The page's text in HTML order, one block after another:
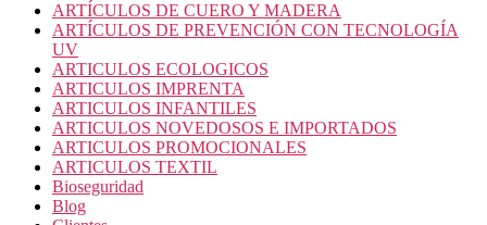
ARTÍCULOS DE CUERO Y MADERA
ARTÍCULOS DE PREVENCIÓN CON TECNOLOGÍA
UV
ARTICULOS ECOLOGICOS
ARTICULOS IMPRENTA
ARTICULOS INFANTILES
ARTICULOS NOVEDOSOS E IMPORTADOS
ARTICULOS PROMOCIONALES
ARTICULOS TEXTIL
Bioseguridad
Blog